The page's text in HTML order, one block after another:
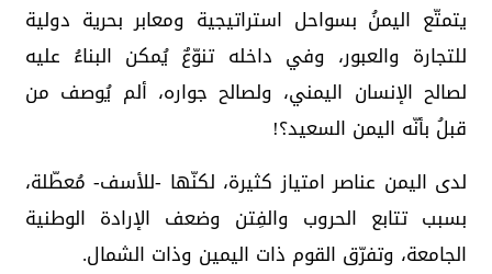
يتمتّع اليمنُ بسواحل استراتيجية ومعابر بحرية دولية
للتجارة والعبور، وفي داخله تنوّعٌ يُمكن البناءُ عليه
لصالح الإنسان اليمني، ولصالح جواره، ألم يُوصف من
قبلُ بأنّه اليمن السعيد؟!
لدى اليمن عناصر امتياز كثيرة، لكنّها -للأسف- مُعطّلة،
بسبب تتابع الحروب والفِتن وضعف الإرادة الوطنية
الجامعة، وتفرّق القوم ذات اليمين وذات الشمال.